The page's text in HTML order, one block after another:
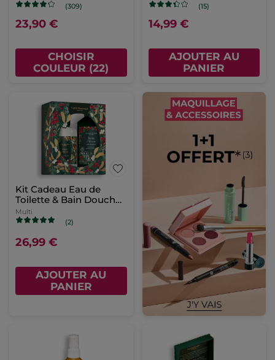
(309)
23,90 €
CHOISIR
COULEUR (22)
(15)
14,99 €
AJOUTER AU
PANIER
Kit Cadeau Eau de
Toilette & Bain Douche
Baies d'Hiver
Multi
(2)
26,99 €
AJOUTER AU
PANIER